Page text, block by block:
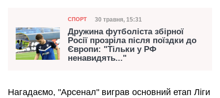
Категорія
СПОРТ Дата публікації
30 травня, 15:31
Дружина футболіста збірної
Росії прозріла після поїздки до
Європи: "Тільки у РФ
ненавидять..."
Нагадаємо, "Арсенал" виграв основний етап Ліги